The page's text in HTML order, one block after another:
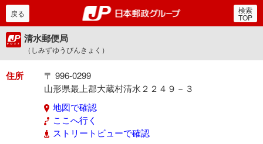
郵便局・日本郵政グルー
戻る 検索
TOP
清水郵便局
（しみずゆうびんきょく）
住所
〒 996-0299
山形県最上郡大蔵村清水２２４９－３
地図で確認
ここへ行く
ストリートビューで確認